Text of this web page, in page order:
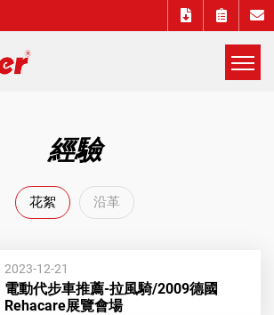
展
經驗
花絮 沿革
2023-12-21
電動代步車推薦-拉風騎/2009德國
Rehacare展覽會場